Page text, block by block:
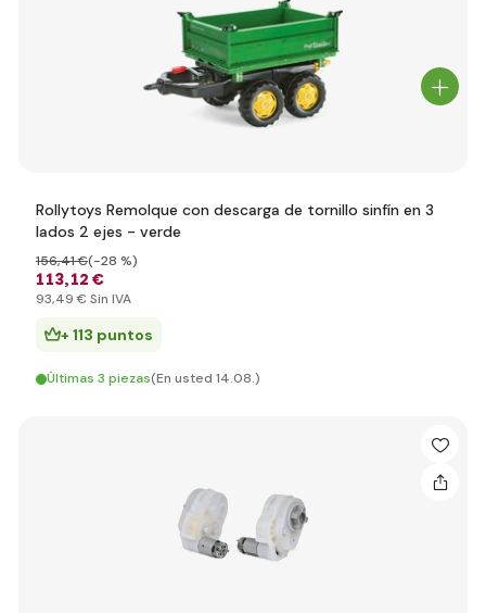
Rollytoys Remolque con descarga de tornillo sinfín en 3
lados 2 ejes - verde
113,12 €
156,41 €(-28 %)
93,49 € Sin IVA
+ 113 puntos
Últimas 3 piezas(En usted 14.08.)